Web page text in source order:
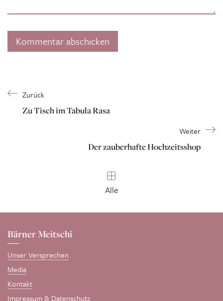
Zurück
Zu Tisch im Tabula Rasa
Alle
Weiter
Der zauberhafte Hochzeitsshop
Bärner Meitschi
Unser Versprechen
Media
Kontakt
Impressum & Datenschutz